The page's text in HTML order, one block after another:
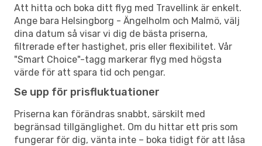
Att hitta och boka ditt flyg med Travellink är enkelt.
Ange bara Helsingborg - Ängelholm och Malmö, välj
dina datum så visar vi dig de bästa priserna,
filtrerade efter hastighet, pris eller flexibilitet. Vår
"Smart Choice"-tagg markerar flyg med högsta
värde för att spara tid och pengar.
Se upp för prisfluktuationer
Priserna kan förändras snabbt, särskilt med
begränsad tillgänglighet. Om du hittar ett pris som
fungerar för dig, vänta inte – boka tidigt för att låsa